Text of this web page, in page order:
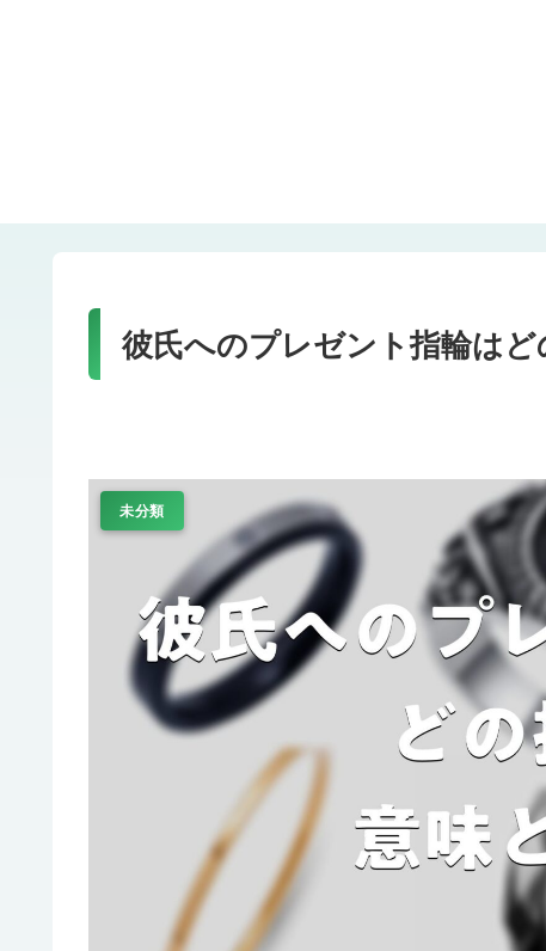
彼氏へのプレゼント指輪は
未分類